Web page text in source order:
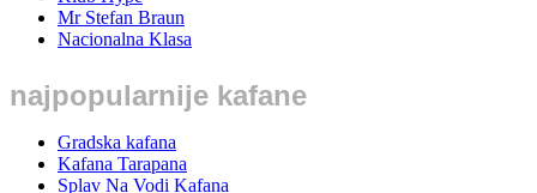
Mr Stefan Braun
Nacionalna Klasa
najpopularnije kafane
Gradska kafana
Kafana Tarapana
Splav Na Vodi Kafana